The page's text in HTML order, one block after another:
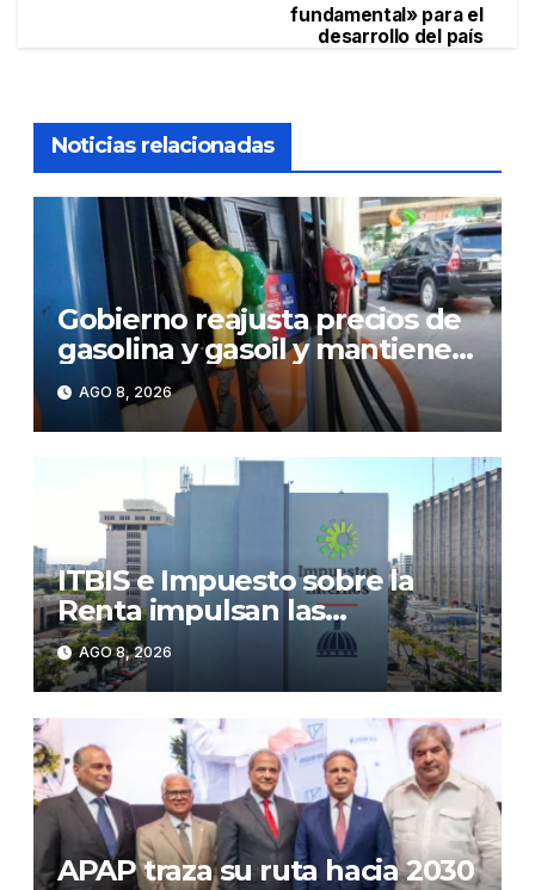
fundamental» para el
desarrollo del país
Noticias relacionadas
Gobierno reajusta precios de
gasolina y gasoil y mantiene
congelado el GLP
AGO 8, 2026
ITBIS e Impuesto sobre la
Renta impulsan las
recaudaciones de la DGII;
superan los RD$81,475
millones en julio
AGO 8, 2026
APAP traza su ruta hacia 2030